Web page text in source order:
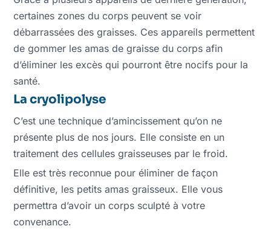
certaines zones du corps peuvent se voir
débarrassées des graisses. Ces appareils permettent
de gommer les amas de graisse du corps afin
d’éliminer les excès qui pourront être nocifs pour la
santé.
La cryolipolyse
C’est une technique d’amincissement qu’on ne
présente plus de nos jours. Elle consiste en un
traitement des cellules graisseuses par le froid.
Elle est très reconnue pour éliminer de façon
définitive, les petits amas graisseux. Elle vous
permettra d’avoir un corps sculpté à votre
convenance.